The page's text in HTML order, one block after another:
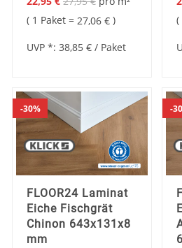
1 Paket = Sonderangebot
27,06 €
UVP *: 38,85 € / Paket
30%
FLOOR24 Laminat
Eiche Fischgrät
Chinon 643x131x8
mm